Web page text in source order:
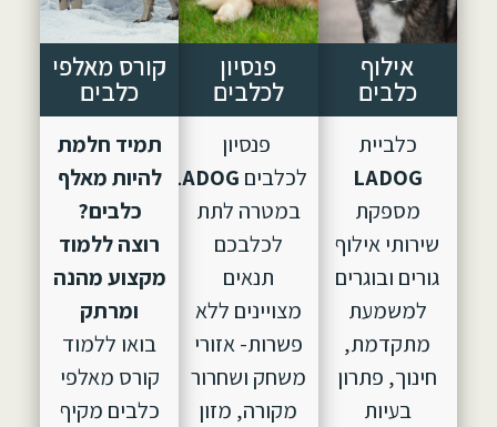
אילוף
כלבים
כלביית
LADOG
מספקת
שירותי אילוף
גורים ובוגרים
למשמעת
מתקדמת,
חינוך, פתרון
בעיות
פנסיון
לכלבים
פנסיון
לכלבים LADOG, הוקם
במטרה לתת
לכלבכם
תנאים
מצויינים ללא
פשרות- אזורי
משחק ושחרור
מקורה, מזון
קורס מאלפי
כלבים
תמיד חלמת
להיות מאלף
כלבים?
רוצה ללמוד
מקצוע מהנה
ומרתק
בואו ללמוד
קורס מאלפי
כלבים מקיף